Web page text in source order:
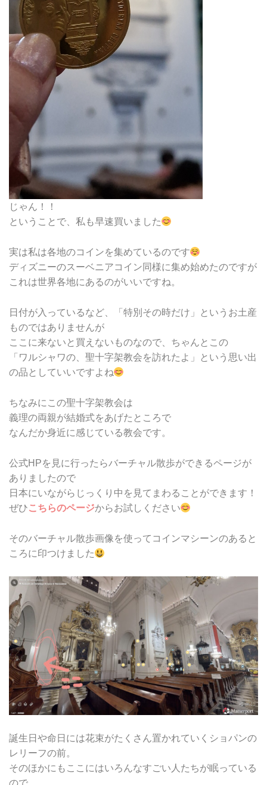
じゃん！！
ということで、私も早速買いました
実は私は各地のコインを集めているのです
ディズニーのスーベニアコイン同様に集め始めたのですが
これは世界各地にあるのがいいですね。
日付が入っているなど、「特別その時だけ」というお土産
ものではありませんが
ここに来ないと買えないものなので、ちゃんとこの
「ワルシャワの、聖十字架教会を訪れたよ」という思い出
の品としていいですよね
ちなみにこの聖十字架教会は
義理の両親が結婚式をあげたところで
なんだか身近に感じている教会です。
公式HPを見に行ったらバーチャル散歩ができるページが
ありましたので
日本にいながらじっくり中を見てまわることができます！
ぜひこちらのページからお試しください
そのバーチャル散歩画像を使ってコインマシーンのあると
ころに印つけました
誕生日や命日には花束がたくさん置かれていくショパンの
レリーフの前。
そのほかにもここにはいろんなすごい人たちが眠っている